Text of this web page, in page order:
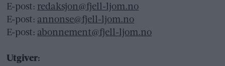
E-post: redaksjon@fjell-ljom.no
E-post: annonse@fjell-ljom.no
E-post: abonnement@fjell-ljom.no
Utgiver: